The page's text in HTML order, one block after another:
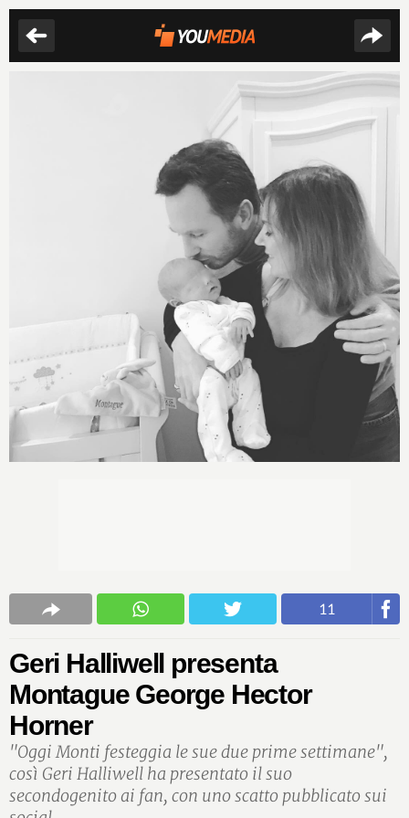
11
Geri Halliwell presenta
Montague George Hector
Horner
"Oggi Monti festeggia le sue due prime settimane",
così Geri Halliwell ha presentato il suo
secondogenito ai fan, con uno scatto pubblicato sui